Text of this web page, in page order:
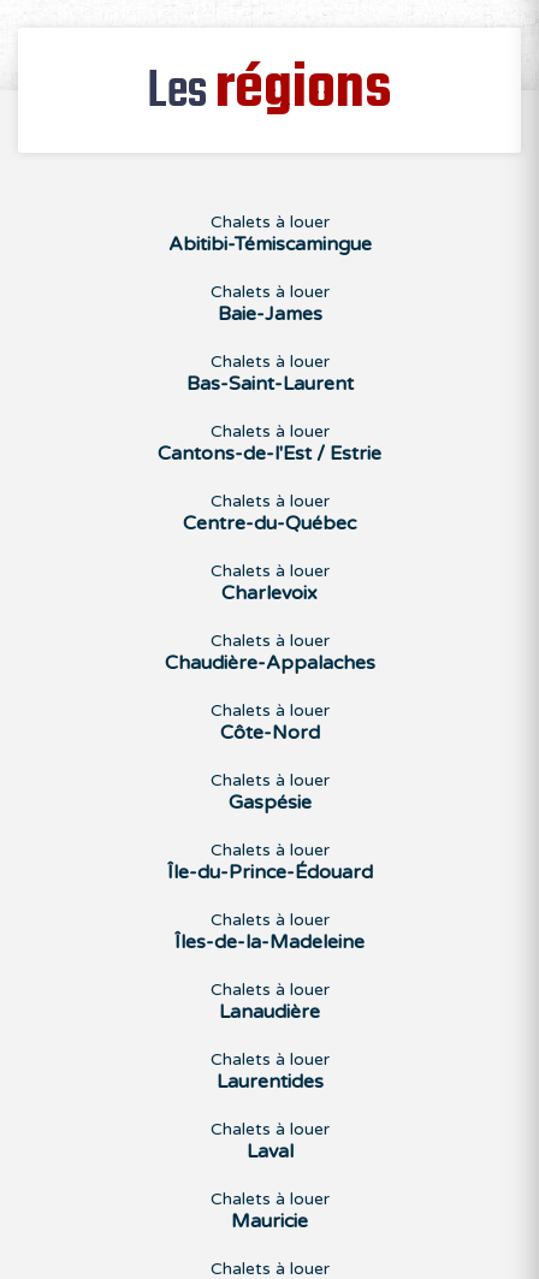
Lesrégions
Chalets à louer
Abitibi-Témiscamingue
Chalets à louer
Baie-James
Chalets à louer
Bas-Saint-Laurent
Chalets à louer
Cantons-de-l'Est / Estrie
Chalets à louer
Centre-du-Québec
Chalets à louer
Charlevoix
Chalets à louer
Chaudière-Appalaches
Chalets à louer
Côte-Nord
Chalets à louer
Gaspésie
Chalets à louer
Île-du-Prince-Édouard
Chalets à louer
Îles-de-la-Madeleine
Chalets à louer
Lanaudière
Chalets à louer
Laurentides
Chalets à louer
Laval
Chalets à louer
Mauricie
Chalets à louer